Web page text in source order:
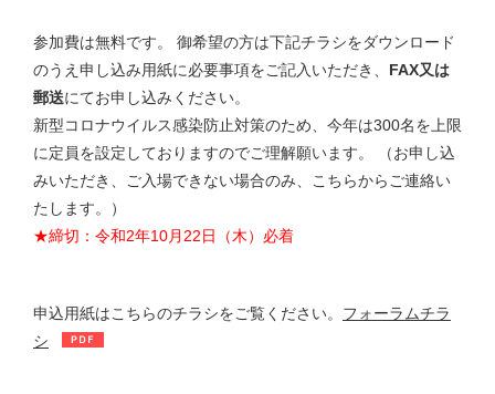
参加費は無料です。 御希望の方は下記チラシをダウンロード
のうえ申し込み用紙に必要事項をご記入いただき、 FAX又は
郵送にてお申し込みください。
新型コロナウイルス感染防止対策のため、今年は300名を上限
に定員を設定しておりますのでご理解願います。 （お申し込
みいただき、ご入場できない場合のみ、こちらからご連絡い
たします。）
★締切：令和2年10月22日（木）必着
申込用紙はこちらのチラシをご覧ください。 フォーラムチラ
シ